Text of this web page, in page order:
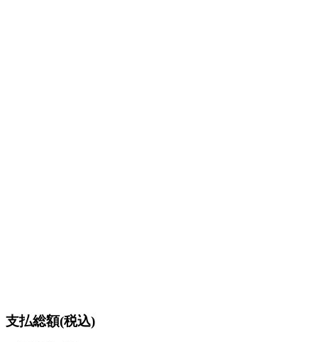
支払総額(税込)